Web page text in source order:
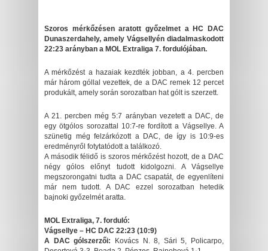
Szoros mérkőzésen aratott győzelmet a HC DAC
Dunaszerdahely, amely Vágsellyén diadalmaskodott
22:23 arányban a MOL Extraliga 7. fordulójában.
A mérkőzést a hazaiak kezdték jobban, a 4. percben
már három góllal vezettek, de a DAC remek 12 percet
produkált, amely során sorozatban hat gólt is szerzett.
A 21. percben még 5:7 arányban vezetett a DAC, de
egy ötgólos sorozattal 10:7-re fordított a Vágsellye. A
szünetig még felzárkózott a DAC, de így is 10:9-es
eredményről fotytatódott a találkozó.
A második félidő is szoros mérkőzést hozott, de a DAC
négy gólos előnyt tudott kidolgozni. A Vágsellye
megszorongatni tudta a DAC csapatát, de egyenlíteni
már nem tudott. A DAC ezzel sorozatban hetedik
bajnoki győzelmét aratta.
MOL Extraliga, 7. forduló:
Vágsellye – HC DAC 22:23 (10:9)
A DAC gólszerzői: Kovács N. 8, Sári 5, Policarpo,